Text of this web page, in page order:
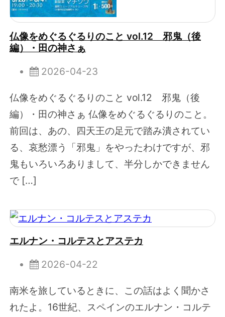
仏像をめぐるぐるりのこと vol.12 邪鬼（後
編）・田の神さぁ
2026-04-23
仏像をめぐるぐるりのこと vol.12 邪鬼（後
編）・田の神さぁ 仏像をめぐるぐるりのこと。
前回は、あの、四天王の足元で踏み潰されてい
る、哀愁漂う「邪鬼」をやったわけですが、邪
鬼もいろいろありまして、半分しかできません
で […]
エルナン・コルテスとアステカ
2026-04-22
南米を旅しているときに、この話はよく聞かさ
れたよ。16世紀、スペインのエルナン・コルテ